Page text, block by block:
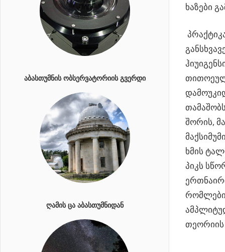
ხაზები
შორის,
ხმის
პიკს
თეორიის
ᲐᲑᲐᲡᲗᲣᲛᲜᲘᲡ ᲝᲑᲡᲔᲠᲕᲐᲢᲝᲠᲘᲘᲡ ᲒᲕᲔᲠᲓᲘ
ᲦᲐᲛᲘᲡ ᲪᲐ ᲐᲑᲐᲡᲗᲣᲛᲜᲘᲓᲐᲜ